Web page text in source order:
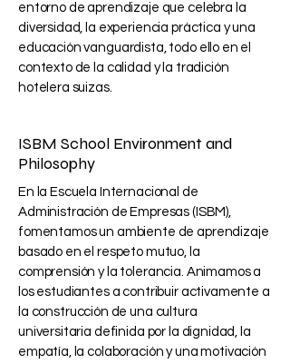
entorno de aprendizaje que celebra la
diversidad, la experiencia práctica y una
educación vanguardista, todo ello en el
contexto de la calidad y la tradición
hotelera suizas.
ISBM School Environment and
Philosophy
En la Escuela Internacional de
Administración de Empresas (ISBM),
fomentamos un ambiente de aprendizaje
basado en el respeto mutuo, la
comprensión y la tolerancia. Animamos a
los estudiantes a contribuir activamente a
la construcción de una cultura
universitaria definida por la dignidad, la
empatía, la colaboración y una motivación